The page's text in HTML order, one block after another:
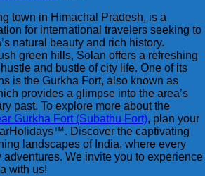
town in Himachal Pradesh, is a
for international travelers seeking to
natural beauty and rich history.
green hills, Solan offers a refreshing
and bustle of city life. One of its
is the Gurkha Fort, also known as
provides a glimpse into the area’s
past. To explore more about the
Gurkha Fort (Subathu Fort), plan your
Discover the captivating
landscapes of India, where every
We invite you to experience
with us!